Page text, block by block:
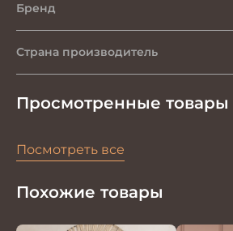
Бренд
Страна производитель
Просмотренные товары
Посмотреть все
Похожие товары